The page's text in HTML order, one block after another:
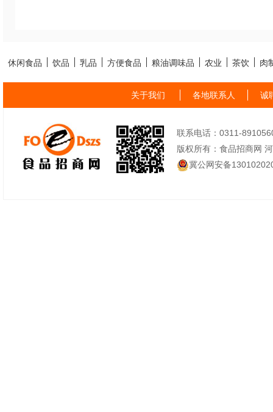
休闲食品 饮品 乳品 方便食品 粮油调味品 农业 茶饮 肉
关于我们 各地联系人 诚
联系电话：0311-
版权所有：食品招商网
冀公网安备